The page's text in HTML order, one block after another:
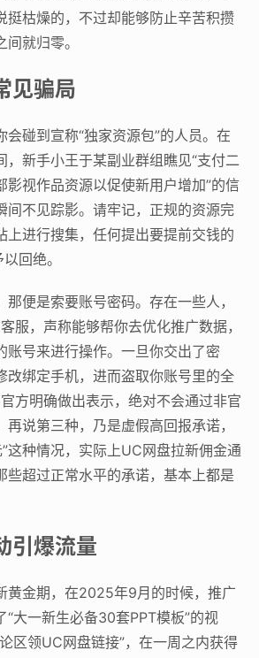
挺枯燥的，不过却能够防止辛苦积攒
就归零。
见骗局
会碰到宣称“独家资源包”的人员。在
，新手小王于某副业群组瞧见“支付二
影视作品资源以促使新用户增加”的信
间不见踪影。请牢记，正规的资源完
上进行搜集，任何提出要提前交钱的
回绝。
便是索要账号密码。存在一些人，
服，声称能够帮你去优化推广数据，
账号来进行操作。一旦你交出了密
改绑定手机，进而盗取你账号里的全
方明确做出表示，绝对不会通过非官
说第三种，乃是虚假高回报承诺，
这种情况，实际上UC网盘拉新佣金通
些超过正常水平的承诺，基本上都是
引爆流量
黄金期，在2025年9月的时候，推广
“大一新生必备30套PPT模板”的视
区领UC网盘链接”，在一周之内获得